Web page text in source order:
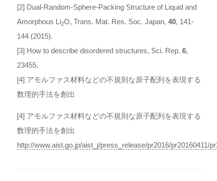
[2] Dual-Random-Sphere-Packing Structure of Liquid and
Amorphous Li2O, Trans. Mat. Res. Soc. Japan, 40, 141-
144 (2015).
[3] How to describe disordered structures, Sci. Rep. 6,
23455.
[4] アモルファス材料などの不規則な原子配列を表現する
数理的手法を創出
[4] アモルファス材料などの不規則な原子配列を表現する
数理的手法を創出
http://www.aist.go.jp/aist_j/press_release/pr2016/pr20160411/